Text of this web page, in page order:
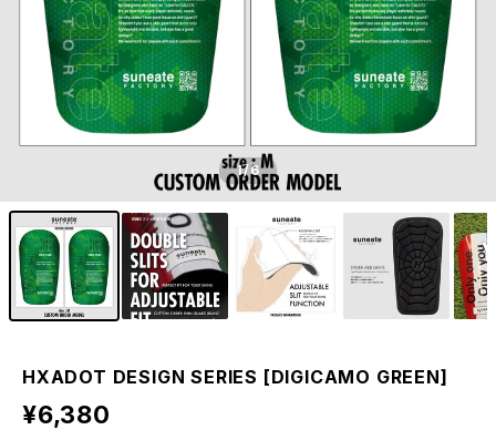
1/6
HXADOT DESIGN SERIES [DIGICAMO GREEN]
¥6,380